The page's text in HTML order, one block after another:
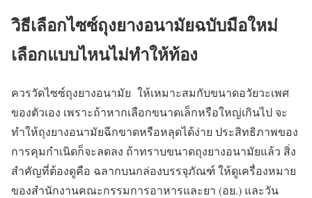
วิธีเลือกไซซ์ถุงยางอนามัยฉบับมือใหม่
เลือกแบบไหนไม่ทำให้ท้อง
ควรวัดไซซ์ถุงยางอนามัย ให้เหมาะสมกับขนาดอวัยวะเพศ
ของตัวเอง เพราะถ้าหากเลือกขนาดเล็กหรือใหญ่เกินไป จะ
ทำให้ถุงยางอนามัยฉีกขาดหรือหลุดได้ง่าย ประสิทธิภาพของ
การคุมกำเนิดก็จะลดลง ถ้าทราบขนาดถุงยางอนามัยแล้ว สิ่ง
สำคัญที่ต้องดูคือ ฉลากบนกล่องบรรจุภัณฑ์ ให้ดูเครื่องหมาย
ของสำนักงานคณะกรรมการอาหารและยา (อย.) และวัน